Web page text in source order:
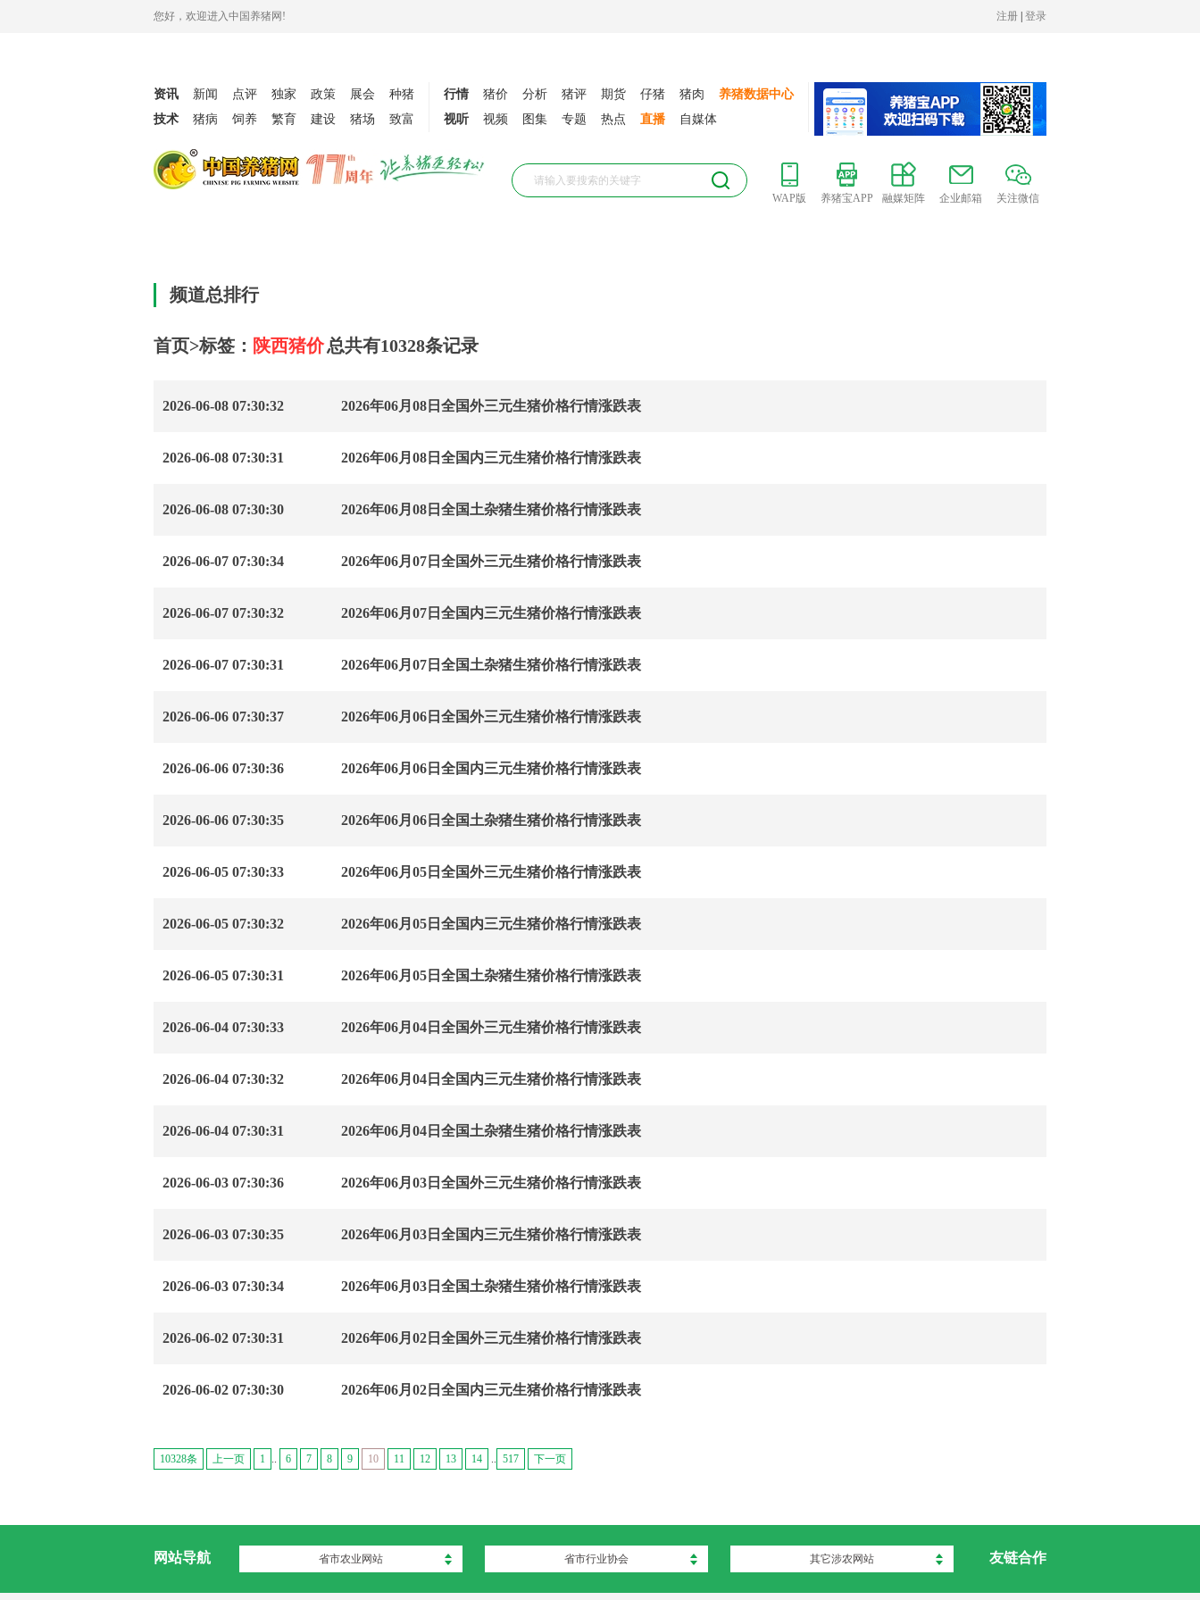
您好，欢迎进入中国养猪网!
资讯 新闻 点评 独家 政策 展会
种猪
技术
猪病 饲养 繁育 建设 猪场 致富
行情 猪价 分析 猪评 期货 仔猪 猪肉
养猪数据中心
视听
视频 图集 专题 热点 直播 自媒体
WAP版 养猪宝APP 融媒矩阵 企业邮箱 关注微信
频道总排行
首页>标签： 陕西猪价总共有10328条记录
2026-06-08 07:30:32 2026年06月08日全国外三元生猪价格行情涨跌表
2026-06-08 07:30:31 2026年06月08日全国内三元生猪价格行情涨跌表
2026-06-08 07:30:30 2026年06月08日全国土杂猪生猪价格行情涨跌表
2026-06-07 07:30:34 2026年06月07日全国外三元生猪价格行情涨跌表
2026-06-07 07:30:32 2026年06月07日全国内三元生猪价格行情涨跌表
2026-06-07 07:30:31 2026年06月07日全国土杂猪生猪价格行情涨跌表
2026-06-06 07:30:37 2026年06月06日全国外三元生猪价格行情涨跌表
2026-06-06 07:30:36 2026年06月06日全国内三元生猪价格行情涨跌表
2026-06-06 07:30:35 2026年06月06日全国土杂猪生猪价格行情涨跌表
2026-06-05 07:30:33 2026年06月05日全国外三元生猪价格行情涨跌表
2026-06-05 07:30:32 2026年06月05日全国内三元生猪价格行情涨跌表
2026-06-05 07:30:31 2026年06月05日全国土杂猪生猪价格行情涨跌表
2026-06-04 07:30:33 2026年06月04日全国外三元生猪价格行情涨跌表
2026-06-04 07:30:32 2026年06月04日全国内三元生猪价格行情涨跌表
2026-06-04 07:30:31 2026年06月04日全国土杂猪生猪价格行情涨跌表
2026-06-03 07:30:36 2026年06月03日全国外三元生猪价格行情涨跌表
2026-06-03 07:30:35 2026年06月03日全国内三元生猪价格行情涨跌表
2026-06-03 07:30:34 2026年06月03日全国土杂猪生猪价格行情涨跌表
2026-06-02 07:30:31 2026年06月02日全国外三元生猪价格行情涨跌表
2026-06-02 07:30:30 2026年06月02日全国内三元生猪价格行情涨跌表
10328条 上一页 1 .. 6 7 8 9 10 11 12 13 14 .. 517 下一页
网站导航 省市农业网站 省市行业协会 其它涉农网站 友链合作